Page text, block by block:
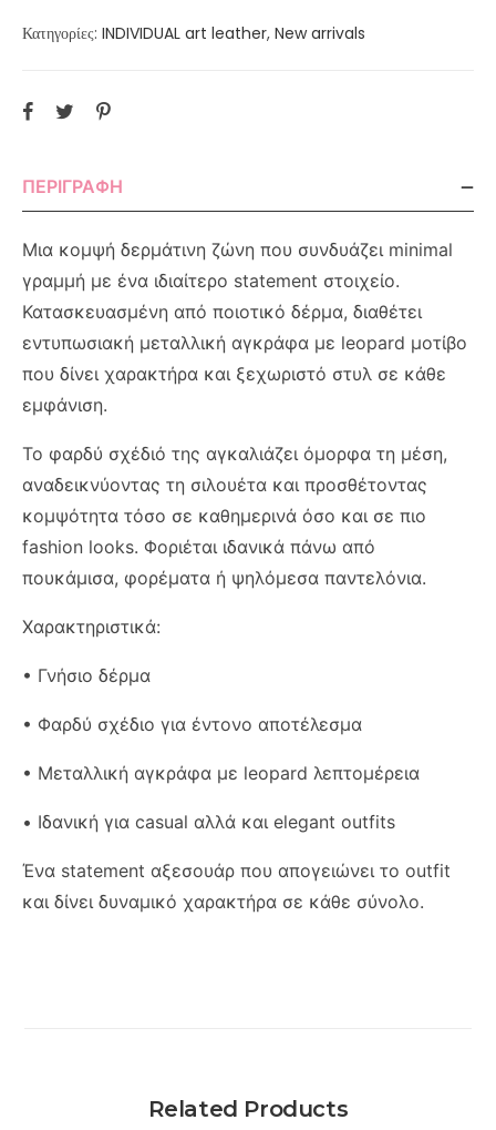
Κατηγορίες: INDIVIDUAL art leather, New arrivals
ΠΕΡΙΓΡΑΦΉ
Μια κομψή δερμάτινη ζώνη που συνδυάζει minimal
γραμμή με ένα ιδιαίτερο statement στοιχείο.
Κατασκευασμένη από ποιοτικό δέρμα, διαθέτει
εντυπωσιακή μεταλλική αγκράφα με leopard μοτίβο
που δίνει χαρακτήρα και ξεχωριστό στυλ σε κάθε
εμφάνιση.
Το φαρδύ σχέδιό της αγκαλιάζει όμορφα τη μέση,
αναδεικνύοντας τη σιλουέτα και προσθέτοντας
κομψότητα τόσο σε καθημερινά όσο και σε πιο
fashion looks. Φοριέται ιδανικά πάνω από
πουκάμισα, φορέματα ή ψηλόμεσα παντελόνια.
Χαρακτηριστικά:
• Γνήσιο δέρμα
• Φαρδύ σχέδιο για έντονο αποτέλεσμα
• Μεταλλική αγκράφα με leopard λεπτομέρεια
• Ιδανική για casual αλλά και elegant outfits
Ένα statement αξεσουάρ που απογειώνει το outfit
και δίνει δυναμικό χαρακτήρα σε κάθε σύνολο.
Related Products